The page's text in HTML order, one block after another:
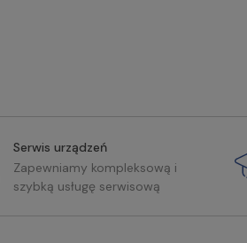
Serwis urządzeń
Zapewniamy kompleksową i
szybką usługę serwisową